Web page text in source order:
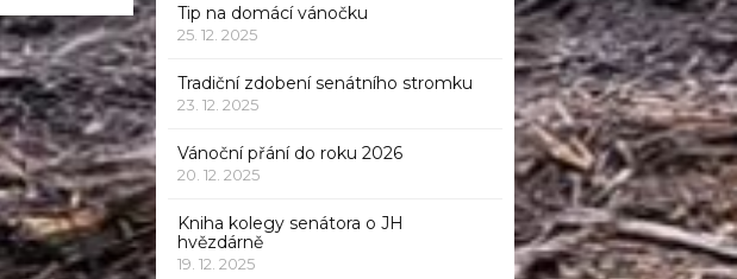
Tip na domácí vánočku
25. 12. 2025
Tradiční zdobení senátního stromku
23. 12. 2025
Vánoční přání do roku 2026
20. 12. 2025
Kniha kolegy senátora o JH
hvězdárně
19. 12. 2025